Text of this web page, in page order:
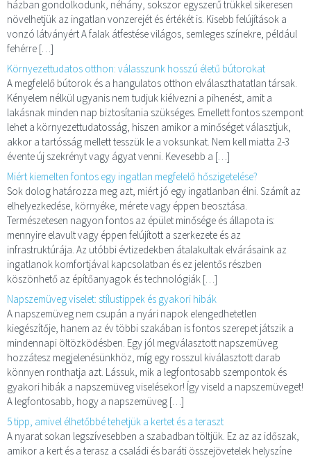
házban gondolkodunk, néhány, sokszor egyszerű trükkel sikeresen
növelhetjük az ingatlan vonzerejét és értékét is. Kisebb felújítások a
vonzó látványért A falak átfestése világos, semleges színekre, például
fehérre […]
Környezettudatos otthon: válasszunk hosszú életű bútorokat
A megfelelő bútorok és a hangulatos otthon elválaszthatatlan társak.
Kényelem nélkül ugyanis nem tudjuk kiélvezni a pihenést, amit a
lakásnak minden nap biztosítania szükséges. Emellett fontos szempont
lehet a környezettudatosság, hiszen amikor a minőséget választjuk,
akkor a tartósság mellett tesszük le a voksunkat. Nem kell miatta 2-3
évente új szekrényt vagy ágyat venni. Kevesebb a […]
Miért kiemelten fontos egy ingatlan megfelelő hőszigetelése?
Sok dolog határozza meg azt, miért jó egy ingatlanban élni. Számít az
elhelyezkedése, környéke, mérete vagy éppen beosztása.
Természetesen nagyon fontos az épület minősége és állapota is:
mennyire elavult vagy éppen felújított a szerkezete és az
infrastruktúrája. Az utóbbi évtizedekben átalakultak elvárásaink az
ingatlanok komfortjával kapcsolatban és ez jelentős részben
köszönhető az építőanyagok és technológiák […]
Napszemüveg viselet: stílustippek és gyakori hibák
A napszemüveg nem csupán a nyári napok elengedhetetlen
kiegészítője, hanem az év többi szakában is fontos szerepet játszik a
mindennapi öltözködésben. Egy jól megválasztott napszemüveg
hozzátesz megjelenésünkhöz, míg egy rosszul kiválasztott darab
könnyen ronthatja azt. Lássuk, mik a legfontosabb szempontok és
gyakori hibák a napszemüveg viselésekor! Így viseld a napszemüveget!
A legfontosabb, hogy a napszemüveg […]
5 tipp, amivel élhetőbbé tehetjük a kertet és a teraszt
A nyarat sokan legszívesebben a szabadban töltjük. Ez az az időszak,
amikor a kert és a terasz a családi és baráti összejövetelek helyszíne